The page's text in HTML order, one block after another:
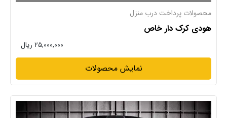
محصولات پرداخت درب منزل
هودی کرک دار خاص
۲۵,۰۰۰,۰۰۰ ریال
نمایش محصولات